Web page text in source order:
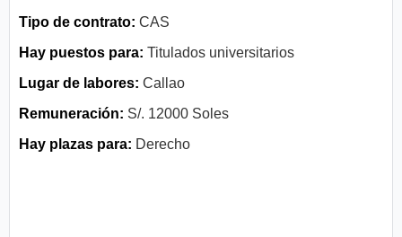
Tipo de contrato: CAS
Hay puestos para: Titulados universitarios
Lugar de labores: Callao
Remuneración: S/. 12000 Soles
Hay plazas para: Derecho